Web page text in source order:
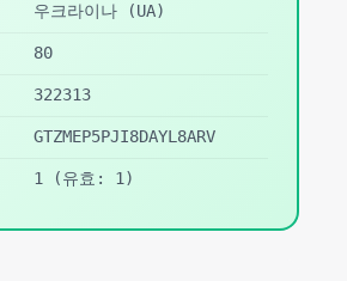
우크라이나 (UA)
80
322313
GTZMEP5PJI8DAYL8ARV
1 (유효: 1)